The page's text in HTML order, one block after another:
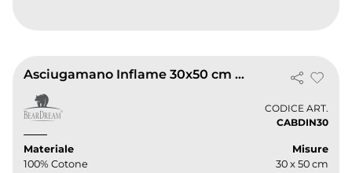
Asciugamano Inflame 30x50 cm cotone, morbido ed elegante
CODICE ART.
CABDIN30
Materiale
100% Cotone
Misure
30 x 50 cm